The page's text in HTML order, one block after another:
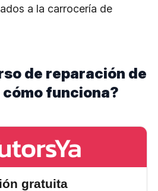
a la carrocería de
de reparación de
funciona?
gratuita